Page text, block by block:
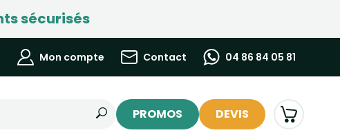
sécurisés
Mon compte Contact 04 86 84 05 81
PROMOS DEVIS